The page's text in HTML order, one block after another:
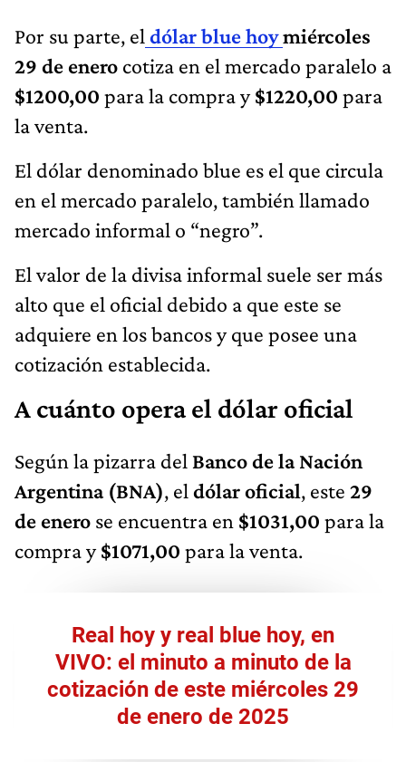
Por su parte, el dólar blue hoymiércoles
29 de enero cotiza en el mercado paralelo a
$1200,00 para la compra y$1220,00 para
la venta.
El dólar denominado blue es el que circula
en el mercado paralelo, también llamado
mercado informal o “negro”.
El valor de la divisa informal suele ser más
alto que el oficial debido a que este se
adquiere en los bancos y que posee una
cotización establecida.
A cuánto opera el dólar oficial
Según la pizarra del Banco de la Nación
Argentina (BNA), el dólar oficial, este 29
de enero se encuentra en $1031,00 para la
compra y$1071,00 para la venta.
Real hoy y real blue hoy, en
VIVO: el minuto a minuto de la
cotización de este miércoles 29
de enero de 2025